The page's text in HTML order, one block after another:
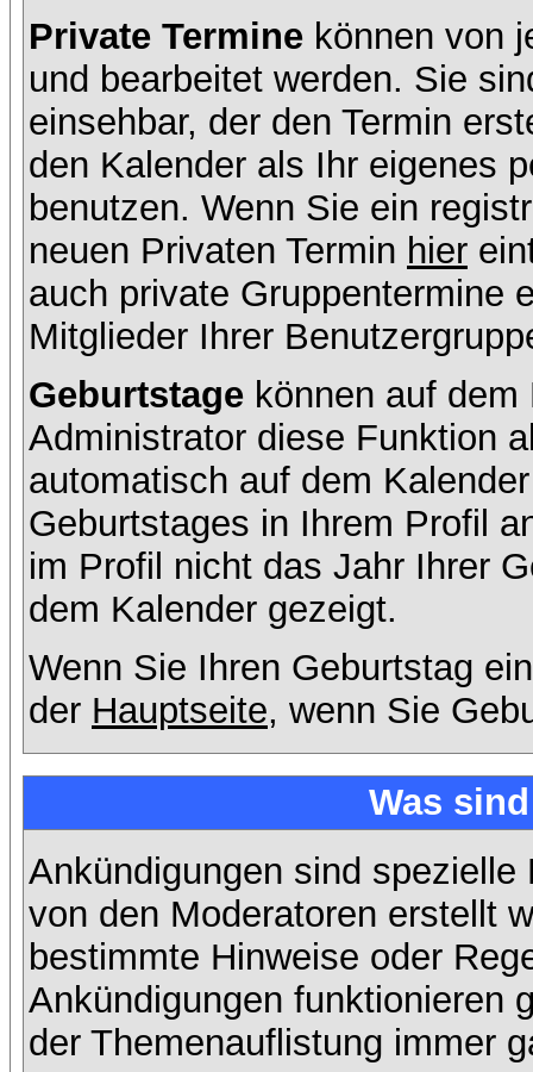
Private Termine können von
und bearbeitet werden. Sie
einsehbar, der den Termin
den Kalender als Ihr eigenes
benutzen. Wenn Sie ein
neuen Privaten Termin hier
auch private Gruppentermine
Mitglieder Ihrer
Geburtstage können auf
Administrator diese Funktion
automatisch auf dem
Geburtstages in Ihrem Profil
im Profil nicht das Jahr Ihrer
dem Kalender gezeigt.
Wenn Sie Ihren Geburtstag
der Hauptseite, wenn Sie
Was
Ankündigungen sind
von den Moderatoren erstellt
bestimmte Hinweise oder
Ankündigungen funktionieren
der Themenauflistung immer